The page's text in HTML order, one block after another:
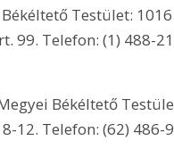
Testület:
99. Telefon: (1) 488-
Békéltető
12. Telefon: (62) 486-